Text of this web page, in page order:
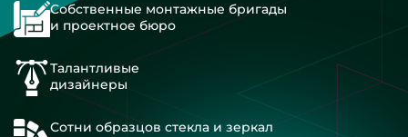
Собственные монтажные бригады
и проектное бюро
Талантливые
дизайнеры
Сотни образцов стекла и зеркал